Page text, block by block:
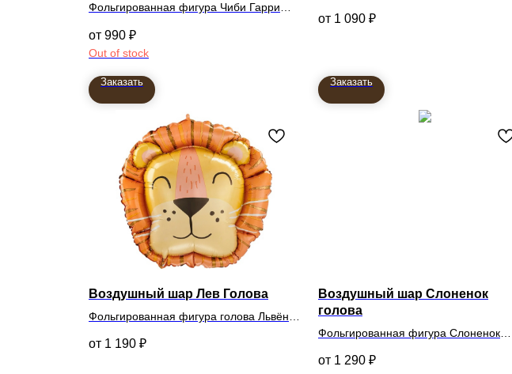
Фольгированная фигура Чиби Гарри
68см990 ₽
Out of stock
Заказать
1 090 ₽
Заказать
Воздушный шар Лев Голова
Фольгированная фигура голова Львёнка
1 190 ₽
Воздушный шар Слоненок
голова
Фольгированная фигура Слоненок
1 290 ₽